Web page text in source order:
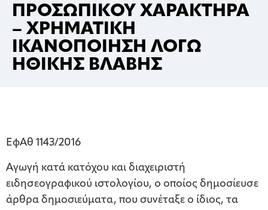
ΠΡΟΣΩΠΙΚΟΥ ΧΑΡΑΚΤΗΡΑ
– ΧΡΗΜΑΤΙΚΗ
ΙΚΑΝΟΠΟΙΗΣΗ ΛΟΓΩ
ΗΘΙΚΗΣ ΒΛΑΒΗΣ
ΕφΑθ 1143/2016
Αγωγή κατά κατόχου και διαχειριστή
ειδησεογραφικού ιστολογίου, ο οποίος δημοσίευσε
άρθρα δημοσιεύματα, που συνέταξε ο ίδιος, τα